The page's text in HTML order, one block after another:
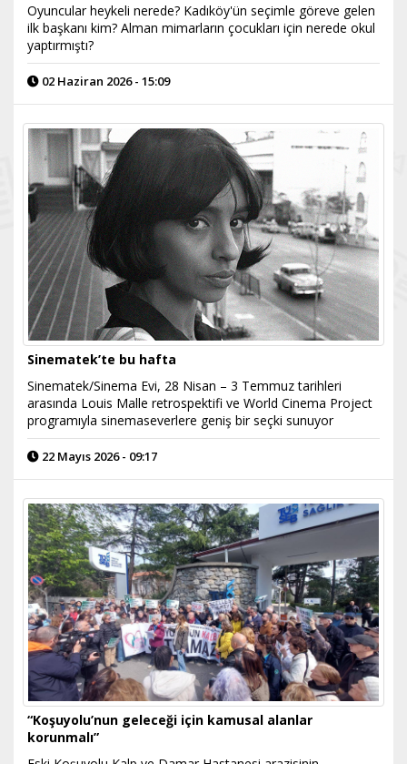
Oyuncular heykeli nerede? Kadıköy'ün seçimle göreve gelen
ilk başkanı kim? Alman mimarların çocukları için nerede okul
yaptırmıştı?
02 Haziran 2026 - 15:09
Sinematek’te bu hafta
Sinematek/Sinema Evi, 28 Nisan – 3 Temmuz tarihleri
arasında Louis Malle retrospektifi ve World Cinema Project
programıyla sinemaseverlere geniş bir seçki sunuyor
22 Mayıs 2026 - 09:17
“Koşuyolu’nun geleceği için kamusal alanlar
korunmalı”